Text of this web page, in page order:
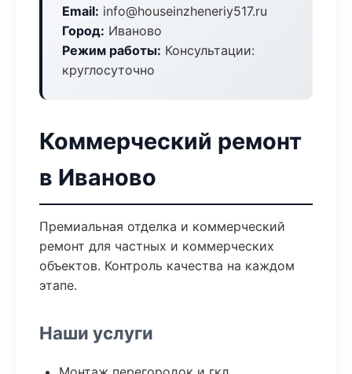
Email: info@houseinzheneriy517.ru
Город: Иваново
Режим работы: Консультации:
круглосуточно
Коммерческий ремонт
в Иваново
Премиальная отделка и коммерческий
ремонт для частных и коммерческих
объектов. Контроль качества на каждом
этапе.
Наши услуги